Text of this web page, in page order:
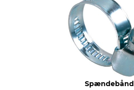
Spændebånd